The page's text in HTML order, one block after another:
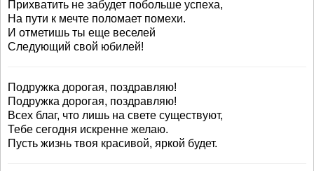
Прихватить не забудет побольше успеха,
На пути к мечте поломает помехи.
И отметишь ты еще веселей
Следующий свой юбилей!
Подружка дорогая, поздравляю!
Подружка дорогая, поздравляю!
Всех благ, что лишь на свете существуют,
Тебе сегодня искренне желаю.
Пусть жизнь твоя красивой, яркой будет.